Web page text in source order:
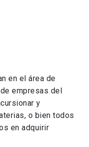
en el área de
empresas del
y
o bien todos
en adquirir